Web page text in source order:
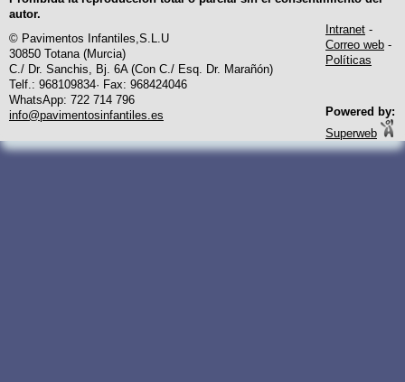
autor.
© Pavimentos Infantiles,S.L.U
30850 Totana (Murcia)
C./ Dr. Sanchis, Bj. 6A (Con C./ Esq. Dr. Marañón)
Telf.: 968109834· Fax: 968424046
WhatsApp: 722 714 796
info@pavimentosinfantiles.es
Intranet -
Correo web -
Políticas
Powered by:
Superweb